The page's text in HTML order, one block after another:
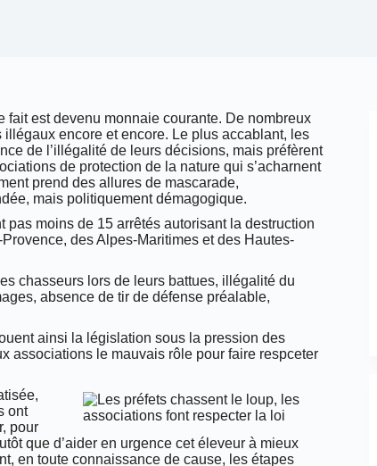
fait est devenu monnaie courante. De nombreux
encore et encore. Le plus accablant, les
de l’illégalité de leurs décisions, mais préfèrent
de protection de la nature qui s’acharnent
prend des allures de mascarade,
mais politiquement démagogique.
pas moins de 15 arrêtés autorisant la destruction
des Alpes-Maritimes et des Hautes-
chasseurs lors de leurs battues, illégalité du
absence de tir de défense préalable,
ainsi la législation sous la pression des
associations le mauvais rôle pour faire respceter
ont
pour
que d’aider en urgence cet éleveur à mieux
en toute connaissance de cause, les étapes